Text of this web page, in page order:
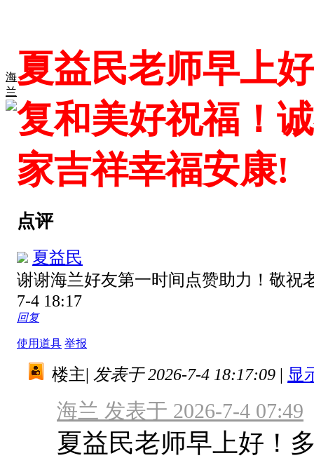
海
兰
夏益民老师早上
复和美好祝福！
家吉祥幸福安康!
点评
夏益民
谢谢海兰好友第一时间点赞助力！敬
7-4 18:17
回复
使用道具 举报
楼主| 发表于 2026-7-4 18:17:09 | 显
海兰 发表于 2026-7-4 07:49
夏益民老师早上好！